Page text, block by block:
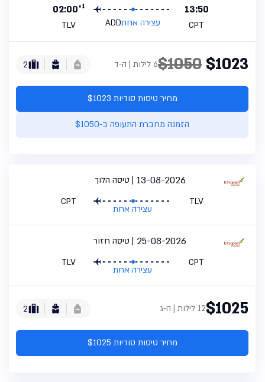
13:50
CPT עצירה אחתADD
02:00+1
TLV
2 $1023
$10506 לילות | ה-ד
מחיר טיסות סודיות $1023
הזמנה מחברת התעופה ב-$1050
טיסה הלוך 13-08-2026
TLV
עצירה אחת
CPT
טיסה חזור 25-08-2026
CPT
עצירה אחת
TLV
2 $102512 לילות | ה-ג
מחיר טיסות סודיות $1025